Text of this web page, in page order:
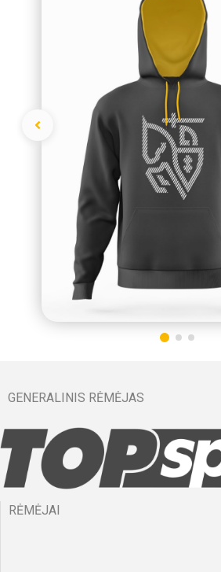
GENERALINIS RĖMĖJAS
RĖMĖJAI